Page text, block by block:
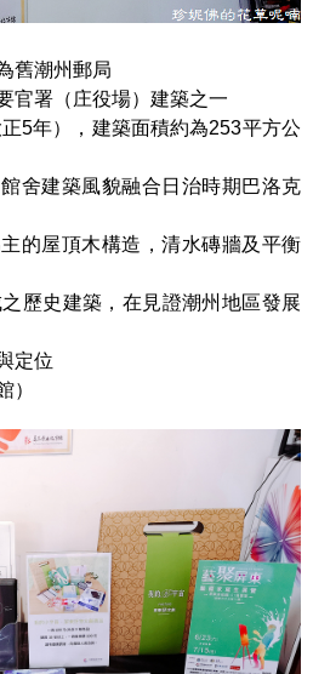
舊潮州郵局
官署（庄役場）建築之一
5年），建築面積約為253平方公
舍建築風貌融合日治時期巴洛克
的屋頂木構造，清水磚牆及平衡
歷史建築，在見證潮州地區發展
定位
）